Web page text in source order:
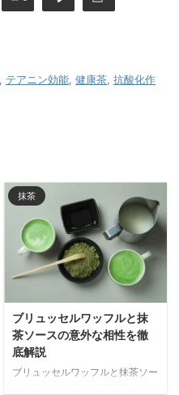
テアニン効能 健康茶 抗酸化作
抹茶
ブリュッセルワッフルと抹
茶ソースの意外な相性を徹
底解説
ブリュッセルワッフルと抹茶ソー